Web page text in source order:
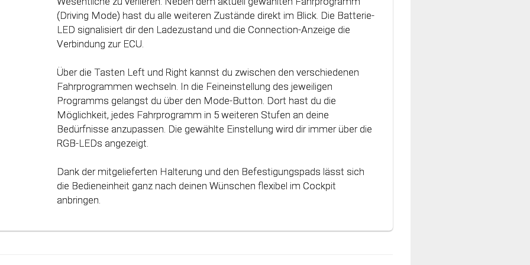
(Driving Mode) hast du alle weiteren Zustände direkt im Blick. Die Batterie-
LED signalisiert dir den Ladezustand und die Connection-Anzeige die
Verbindung zur ECU.
Über die Tasten Left und Right kannst du zwischen den verschiedenen
Fahrprogrammen wechseln. In die Feineinstellung des jeweiligen
Programms gelangst du über den Mode-Button. Dort hast du die
Möglichkeit, jedes Fahrprogramm in 5 weiteren Stufen an deine
Bedürfnisse anzupassen. Die gewählte Einstellung wird dir immer über die
RGB-LEDs angezeigt.
Dank der mitgelieferten Halterung und den Befestigungspads lässt sich
die Bedieneinheit ganz nach deinen Wünschen flexibel im Cockpit
anbringen.
einzelnen Fahrmodi (Fahrprogramme) automatisch an die Charakteristik
des Gaspedals angepasst. Mit Hilfe dieser innovativen Technologie
werden alle Potenziale deines Fahrzeuges erkannt und können optimal